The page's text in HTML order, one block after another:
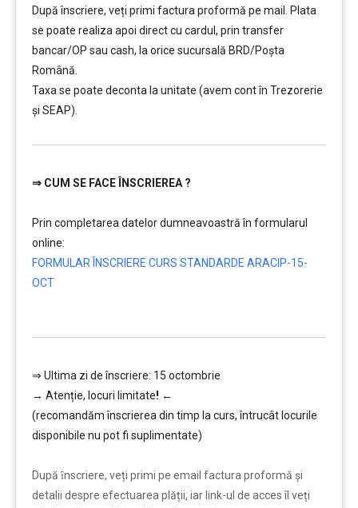
După înscriere, veți primi factura proformă pe mail. Plata
se poate realiza apoi direct cu cardul, prin transfer
bancar/OP sau cash, la orice sucursală BRD/Poșta
Română.
Taxa se poate deconta la unitate (avem cont în Trezorerie
și SEAP).
⇒ CUM SE FACE ÎNSCRIEREA ?
Prin completarea datelor dumneavoastră în formularul
online:
FORMULAR ÎNSCRIERE CURS STANDARDE ARACIP-15-
OCT
⇒ Ultima zi de înscriere: 15 octombrie
→ Atenție, locuri limitate! ←
(recomandăm înscrierea din timp la curs, întrucât locurile
disponibile nu pot fi suplimentate)
După ȋnscriere, veți primi pe email factura proformă și
detalii despre efectuarea plății, iar link-ul de acces îl veți